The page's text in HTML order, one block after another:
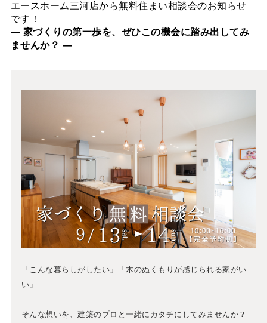
エースホーム三河店から無料住まい相談会のお知らせ
です！
― 家づくりの第一歩を、ぜひこの機会に踏み出してみ
ませんか？ ―
「こんな暮らしがしたい」「木のぬくもりが感じられる家がい
い」
そんな想いを、建築のプロと一緒にカタチにしてみませんか？